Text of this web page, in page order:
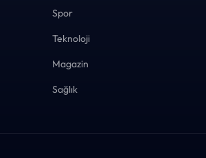
Spor
Teknoloji
Magazin
Sağlık